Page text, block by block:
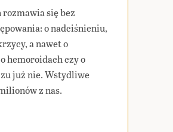
się bez
o nadciśnieniu,
a nawet o
hemoroidach czy o
już nie. Wstydliwe
z nas.